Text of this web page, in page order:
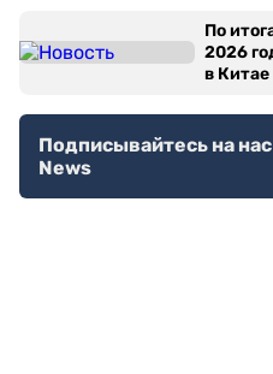
По
2026
в
Подписывайтесь на
News